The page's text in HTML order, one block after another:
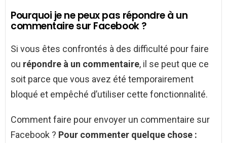
Pourquoi je ne peux pas répondre à un
commentaire sur Facebook ?
Si vous êtes confrontés à des difficulté pour faire
ou répondre à un commentaire, il se peut que ce
soit parce que vous avez été temporairement
bloqué et empêché d’utiliser cette fonctionnalité.
Comment faire pour envoyer un commentaire sur
Facebook ? Pour commenter quelque chose :